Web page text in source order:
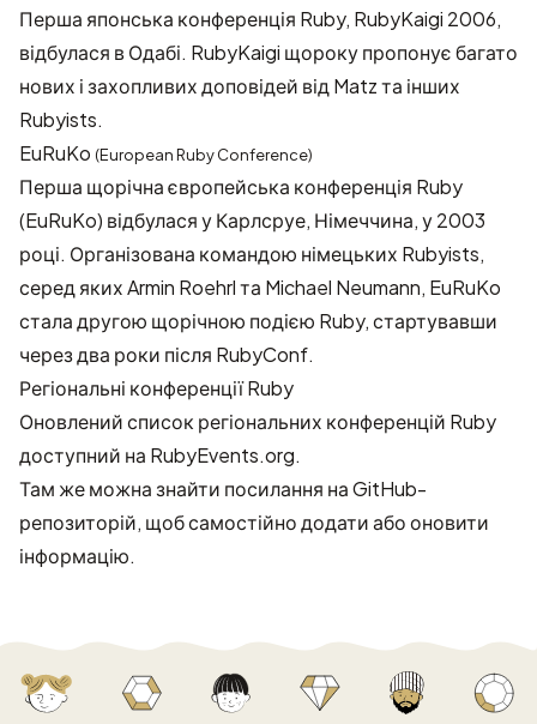
Перша японська конференція Ruby, RubyKaigi 2006,
відбулася в Одабі. RubyKaigi щороку пропонує багато
нових і захопливих доповідей від Matz та інших
Rubyists.
EuRuKo (European Ruby Conference)
Перша щорічна європейська конференція Ruby
(EuRuKo) відбулася у Карлсруе, Німеччина, у 2003
році. Організована командою німецьких Rubyists,
серед яких Armin Roehrl та Michael Neumann, EuRuKo
стала другою щорічною подією Ruby, стартувавши
через два роки після RubyConf.
Регіональні конференції Ruby
Оновлений список регіональних конференцій Ruby
доступний на RubyEvents.org.
Там же можна знайти посилання на GitHub-
репозиторій, щоб самостійно додати або оновити
інформацію.